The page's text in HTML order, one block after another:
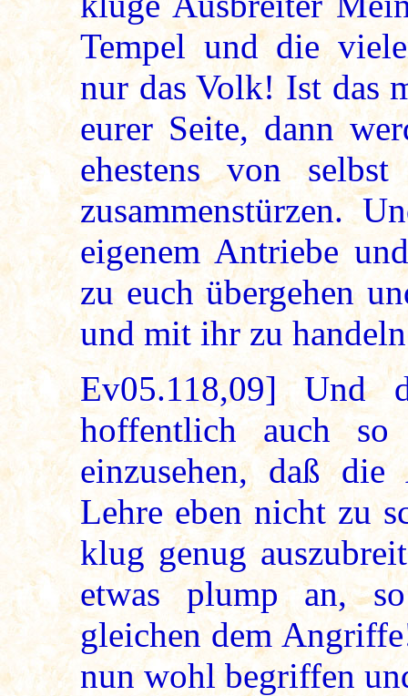
Tempel und die
nur das Volk! Ist das
eurer Seite, dann
ehestens von
zusammenstürzen.
eigenem Antriebe
zu euch übergehen
und mit ihr zu
Ev05.118,09] Und
hoffentlich auch
einzusehen, daß
Lehre eben nicht zu
klug genug
etwas plump an,
gleichen dem
nun wohl begriffen